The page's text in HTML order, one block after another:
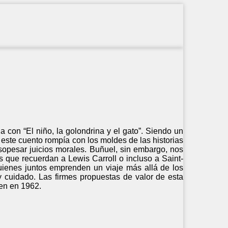
“El niño, la golondrina y el gato”. Siendo un
cuento rompía con los moldes de las historias
juicios morales. Buñuel, sin embargo, nos
que recuerdan a Lewis Carroll o incluso a Saint-
juntos emprenden un viaje más allá de los
Las firmes propuestas de valor de esta
en 1962.